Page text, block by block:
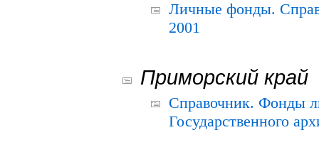
Личные фонды.
2001
Приморский край
Справочник. Фонды
Государственного